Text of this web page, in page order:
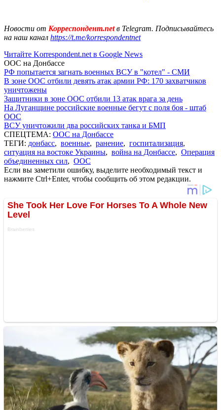
Новости от Корреспондент.netв Telegram. Подписывайтесь
на наш канал https://t.me/korrespondentnet
Читайте Korrespondent.net в Google News
ООС на Донбассе
РФ попытается загнать военных ВСУ в "котел" - СМИ
В зоне ООС отбили девять атак армии РФ: 170 захватчиков
уничтожены
Защитники в зоне ООС отбили 13 атак врага за день
На Луганщине российские военные бегут с поля боя - штаб
ООС
ВСУ уничтожили два российских танка и БМП
СПЕЦТЕМА: ООС на Донбассе
ТЕГИ: донбасс, военные, ранение, госпитализация,
ситуация на востоке Украины, война на Донбассе, Операция
объединенных сил, ООС
Если вы заметили ошибку, выделите необходимый текст и
нажмите Ctrl+Enter, чтобы сообщить об этом редакции.